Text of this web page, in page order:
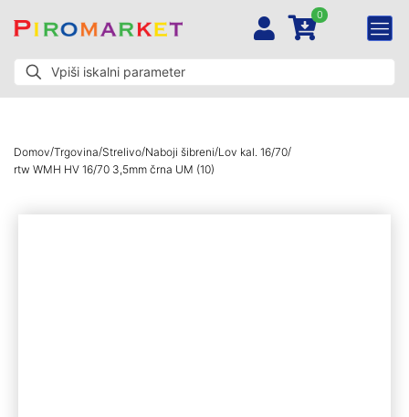
0
Domov/Trgovina/Strelivo/Naboji šibreni/Lov kal. 16/70/
rtw WMH HV 16/70 3,5mm črna UM (10)